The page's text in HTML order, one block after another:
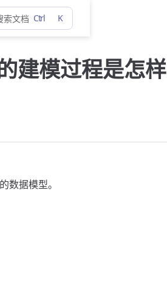
索文档 Ctrl K
建模过程是怎样
数据模型。